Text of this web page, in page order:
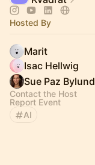
Hosted By
Marit
Isac Hellwig
Sue Paz Bylund
Contact the Host
Report Event
AI